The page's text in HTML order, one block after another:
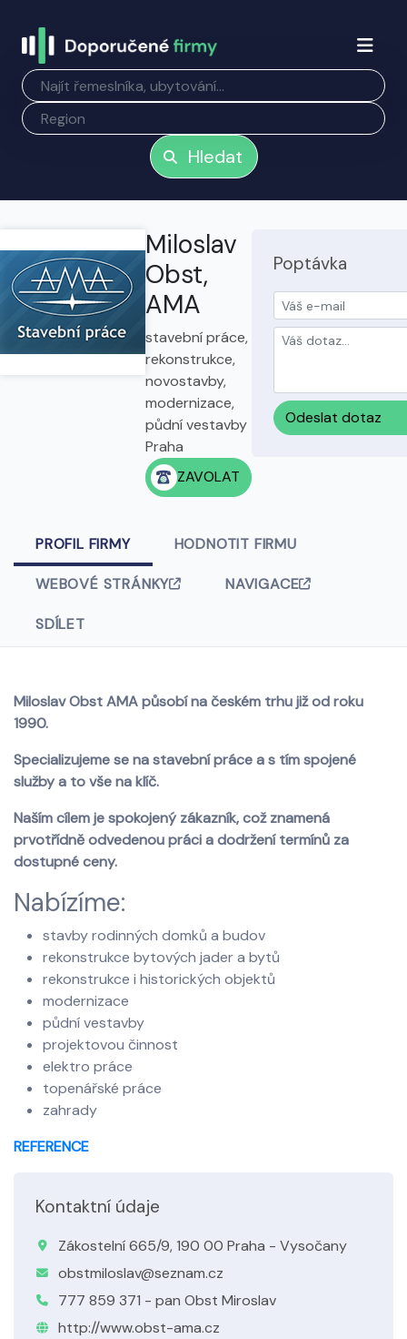
Hledat
Miloslav
Obst,
AMA
stavební práce,
rekonstrukce,
novostavby,
modernizace,
půdní vestavby
Praha
ZAVOLAT
Poptávka
Odeslat dotaz
PROFIL FIRMY HODNOTIT FIRMU
WEBOVÉ STRÁNKY NAVIGACE
SDÍLET
Miloslav Obst AMA působí na českém trhu již od roku
1990.
Specializujeme se na stavební práce a s tím spojené
služby a to vše na klíč.
Naším cílem je spokojený zákazník, což znamená
prvotřídně odvedenou práci a dodržení termínů za
dostupné ceny.
Nabízíme:
stavby rodinných domků a budov
rekonstrukce bytových jader a bytů
rekonstrukce i historických objektů
modernizace
půdní vestavby
projektovou činnost
elektro práce
topenářské práce
zahrady
REFERENCE
Kontaktní údaje
Zákostelní 665/9, 190 00 Praha - Vysočany
obstmiloslav@seznam.cz
777 859 371 - pan Obst Miroslav
http://www.obst-ama.cz